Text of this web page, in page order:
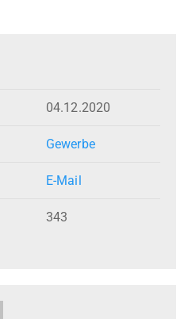
04.12.2020
Gewerbe
E-Mail
343